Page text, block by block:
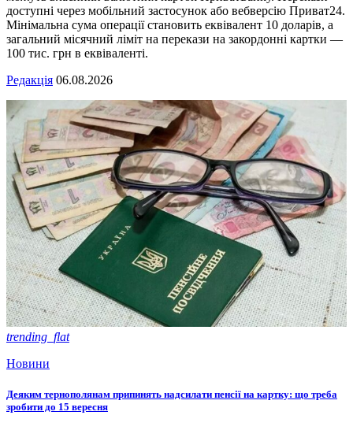
доступні через мобільний застосунок або вебверсію Приват24.
Мінімальна сума операції становить еквівалент 10 доларів, а
загальний місячний ліміт на перекази на закордонні картки —
100 тис. грн в еквіваленті.
Редакція 06.08.2026
trending_flat
Новини
Деяким тернополянам припинять надсилати пенсії на картку: що треба
зробити до 15 вересня